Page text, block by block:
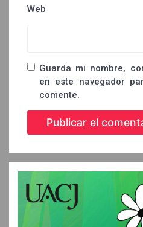
Web
Guarda mi nombre,
en este navegador
comente.